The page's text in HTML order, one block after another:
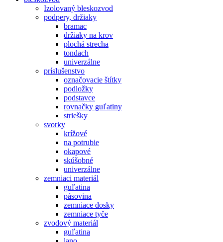
Izolovaný bleskozvod
podpery, držiaky
bramac
držiaky na krov
plochá strecha
tondach
univerzálne
príslušenstvo
označovacie štítky
podložky
podstavce
rovnačky guľatiny
striešky
svorky
krížové
na potrubie
okapové
skúšobné
univerzálne
zemniaci materiál
guľatina
pásovina
zemniace dosky
zemniace tyče
zvodový materiál
guľatina